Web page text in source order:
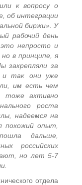
к вопросу о
об интеграции
биржи». У
рабочий день
непросто и
в принципе, я
закрепляли за
и так они уже
им есть чем
тоже активно
роста
надеемся на
похожий опыт,
дальше,
российских
но лет 5-7
отдела